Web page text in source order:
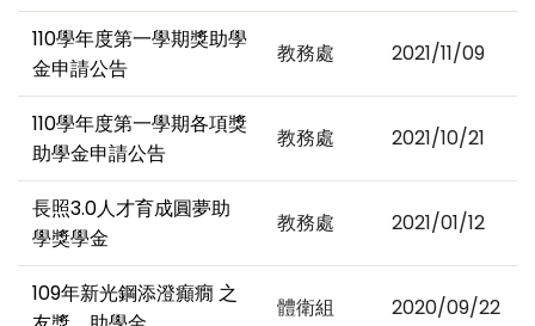
110學年度第一學期獎助學
金申請公告
教務處 2021/11/09
110學年度第一學期各項獎
助學金申請公告
教務處 2021/10/21
長照3.0人才育成圓夢助
學獎學金
教務處 2021/01/12
109年新光鋼添澄癲癇 之
體衛組 2020/09/22